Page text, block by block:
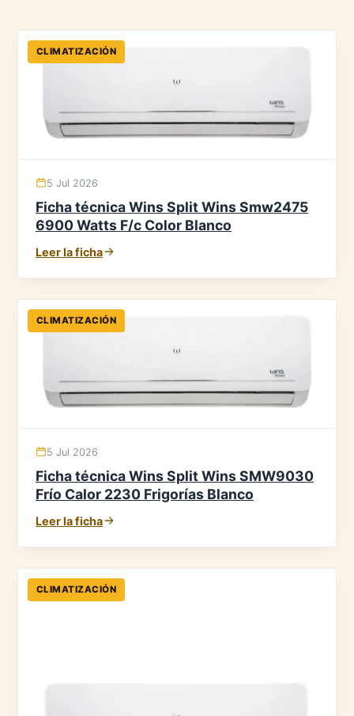
CLIMATIZACIÓN
5 Jul 2026
Ficha técnica Wins Split Wins Smw2475
6900 Watts F/c Color Blanco
Leer la ficha
CLIMATIZACIÓN
5 Jul 2026
Ficha técnica Wins Split Wins SMW9030
Frío Calor 2230 Frigorías Blanco
Leer la ficha
CLIMATIZACIÓN